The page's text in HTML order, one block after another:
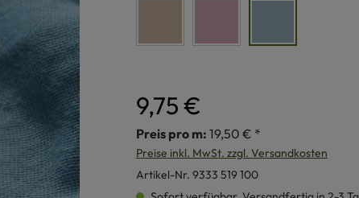
9,75 €
Preis pro m: 19,50 € *
Preise inkl. MwSt. zzgl. Versandkosten
Artikel-Nr. 9333 519 100